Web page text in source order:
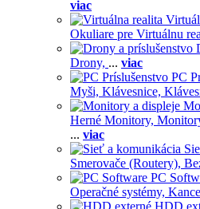
viac
Okuliare pre Virtuálnu
Drony, ... viac
PC
Myši, Klávesnice,
Herné Monitory,
... viac
Smerovače (Routery),
PC
Operačné systémy,
HDD